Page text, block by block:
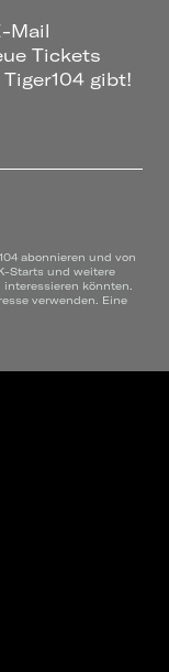
Mail
Tickets
gibt!
abonnieren und von
Starts und weitere
könnten.
verwenden. Eine